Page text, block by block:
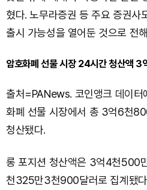
혔다. 노무라증권 등 주요 증권사
출시 가능성을 열어둔 것으로 전
암호화폐 선물 시장 24시간 청산액
출처=PANews. 코인앵크 데이
화폐 선물 시장에서 총 3억6천
청산됐다.
롱 포지션 청산액은 3억4천500
천325만3천900달러로 집계됐